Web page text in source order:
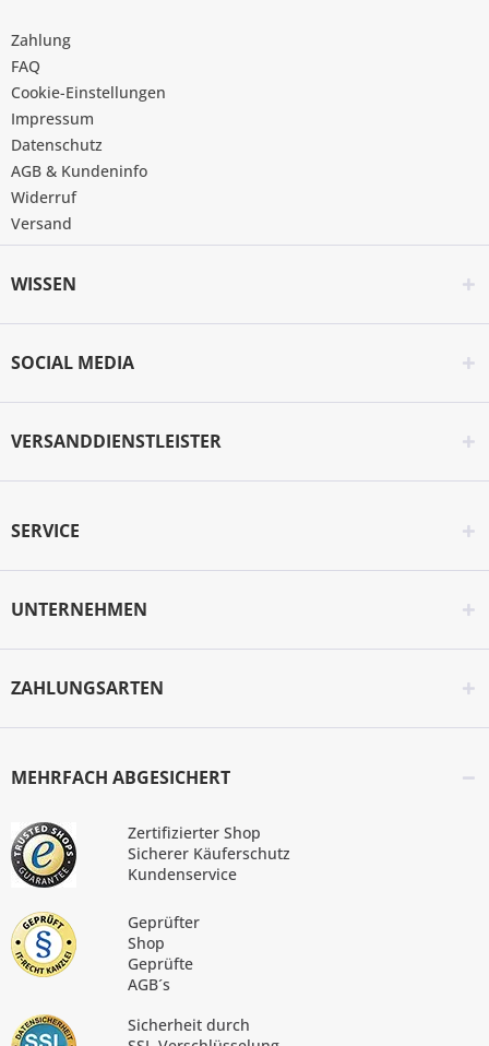
Zahlung
FAQ
Cookie-Einstellungen
Impressum
Datenschutz
AGB & Kundeninfo
Widerruf
Versand
WISSEN
SOCIAL MEDIA
VERSANDDIENSTLEISTER
SERVICE
UNTERNEHMEN
ZAHLUNGSARTEN
MEHRFACH ABGESICHERT
Zertifizierter Shop
Sicherer Käuferschutz
Kundenservice
Geprüfter
Shop
Geprüfte
AGB´s
Sicherheit durch